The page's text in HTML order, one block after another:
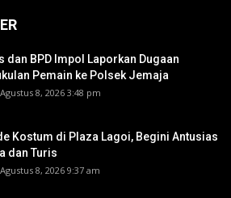
dan BPD Impol Laporkan Dugaan
Pemain ke Polsek Jemaja
8, 2026 3:48 pm
Kostum di Plaza Lagoi, Begini Antusias
dan Turis
8, 2026 9:37 am